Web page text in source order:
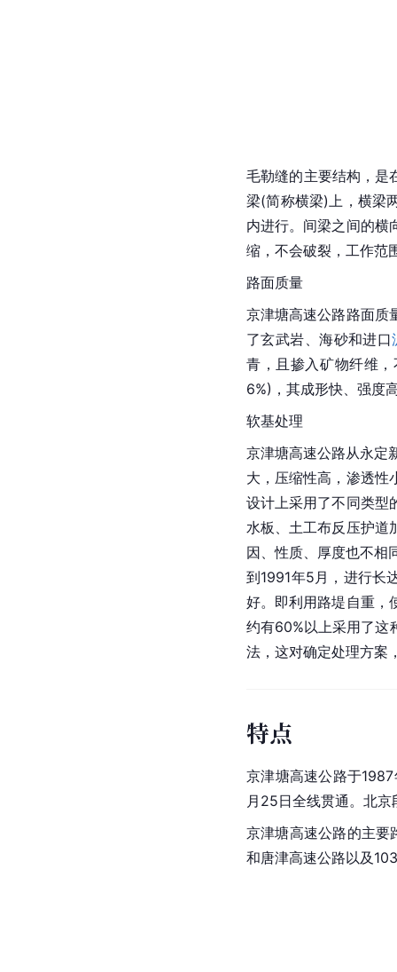
毛勒缝的主要结构，是
梁(简称横梁)上，横梁
内进行。间梁之间的横
缩，不会破裂，工作范
路面质量
京津塘高速公路路面质
了玄武岩 、海砂和进口
青，且掺入矿物纤维
6%)，其成形快、强度
软基处理
京津塘高速公路从永定
大，压缩性高， 渗透性
设计上采用了不同类型
水板、 土工布反压护道
因、性质、厚度也不相
到1991年5月，进行长
好。即利用路堤 自重，
约有60%以上采用了这
法，这对确定处理方案
特点
京津塘高速公路于
月25日全线贯通。北
京津塘高速公路的主
和唐津高速公路以及